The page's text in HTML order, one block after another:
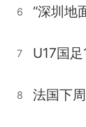
6 “深圳地
7 U17国
8